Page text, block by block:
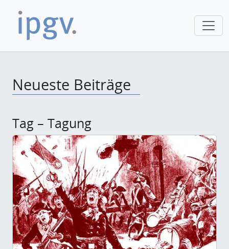
Neueste Beiträge
Tag – Tagung